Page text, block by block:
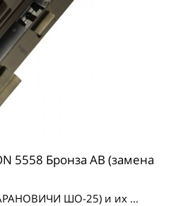
5558 Бронза AB (замена
ШО-25) и их ...